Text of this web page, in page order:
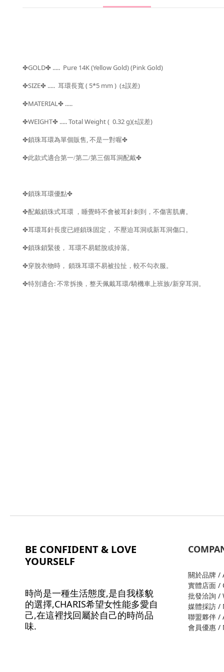
✤GOLD✤ ..... Pure 14K (Yellow Gold) (Pink Gold)
✤SIZE✤ ..... 耳環長寬( 5*5 mm ) (±誤差)
✤MATERIAL✤ .....
✤WEIGHT✤ ..... Total Weight ( 0.32 g)(±誤差)
✤鎖珠耳環為單個販售, 不是一對喔✤
✤此款式適合第一/第二/第三個耳洞配戴✤
✤鎖珠耳環優點✤
✤配戴鎖珠式耳環 ，睡覺時不會被耳針刺到，不傷害肌膚。
✤耳環耳針長度已經鎖珠固定， 不壓迫耳洞或新耳洞傷口。
✤鎖珠鎖緊後， 耳環不易鬆脫或掉落。
✤穿脫衣物時， 鎖珠耳環不易被拉扯，較不勾衣服。
✤特別適合: 不常拆換，整天佩戴耳環/騎機車上班族/新穿耳洞。
BE CONFIDENT & LOVE
YOURSELF
時尚是一種生活態度,是自我樣貌
的選擇,CHARIS希望女性能多愛自
己,在這裡找回屬於自己的時尚品
味.
關於品牌 /
實體店面 /
批發洽詢 /
媒體採訪
聯盟夥伴 /
會員優惠